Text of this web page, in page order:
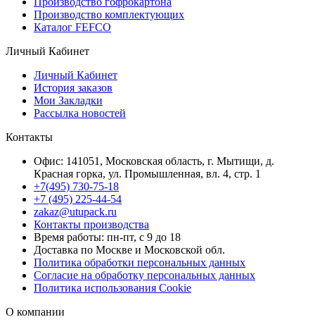
Производство комплектующих
Каталог FEFCO
Личный Кабинет
Личный Кабинет
История заказов
Мои Закладки
Рассылка новостей
Контакты
Офис: 141051, Московская область, г. Мытищи, д.
Красная горка, ул. Промышленная, вл. 4, стр. 1
+7(495) 730-75-18
+7 (495) 225-44-54
zakaz@utupack.ru
Контакты производства
Время работы: пн-пт, с 9 до 18
Доставка по Москве и Московской обл.
Политика обработки персональных данных
Согласие на обработку персональных данных
Политика использования Cookie
О компании